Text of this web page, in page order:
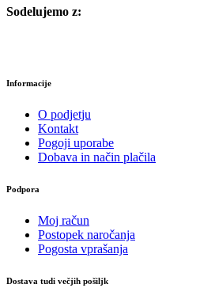
Sodelujemo z:
Informacije
O podjetju
Kontakt
Pogoji uporabe
Dobava in način plačila
Podpora
Moj račun
Postopek naročanja
Pogosta vprašanja
Dostava tudi večjih pošiljk